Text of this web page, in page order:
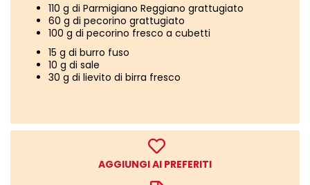
110 g di Parmigiano Reggiano grattugiato
60 g di pecorino grattugiato
100 g di pecorino fresco a cubetti
15 g di burro fuso
10 g di sale
30 g di lievito di birra fresco
AGGIUNGI AI PREFERITI